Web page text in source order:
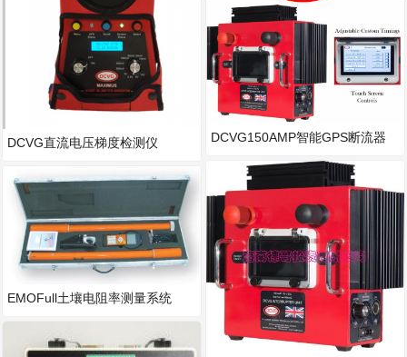
DCVG直流电压梯度检测仪
EMOFull土壤电阻率测量系统
DCVG150AMP智能GPS断流器